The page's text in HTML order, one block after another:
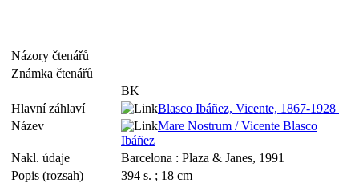
Názory čtenářů
Známka čtenářů
BK
Hlavní záhlaví
Blasco Ibáñez, Vicente, 1867-1928
Název
Mare Nostrum / Vicente Blasco
Ibáñez
Nakl. údaje
Barcelona : Plaza & Janes, 1991
Popis (rozsah)
394 s. ; 18 cm